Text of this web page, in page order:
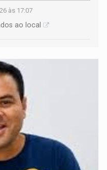
às 17:07
ao local